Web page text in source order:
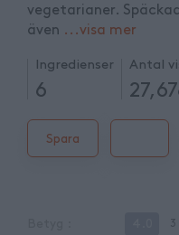
vegetarianer.
även ...visa mer
Ingredienser
6
Antal
Spara
3